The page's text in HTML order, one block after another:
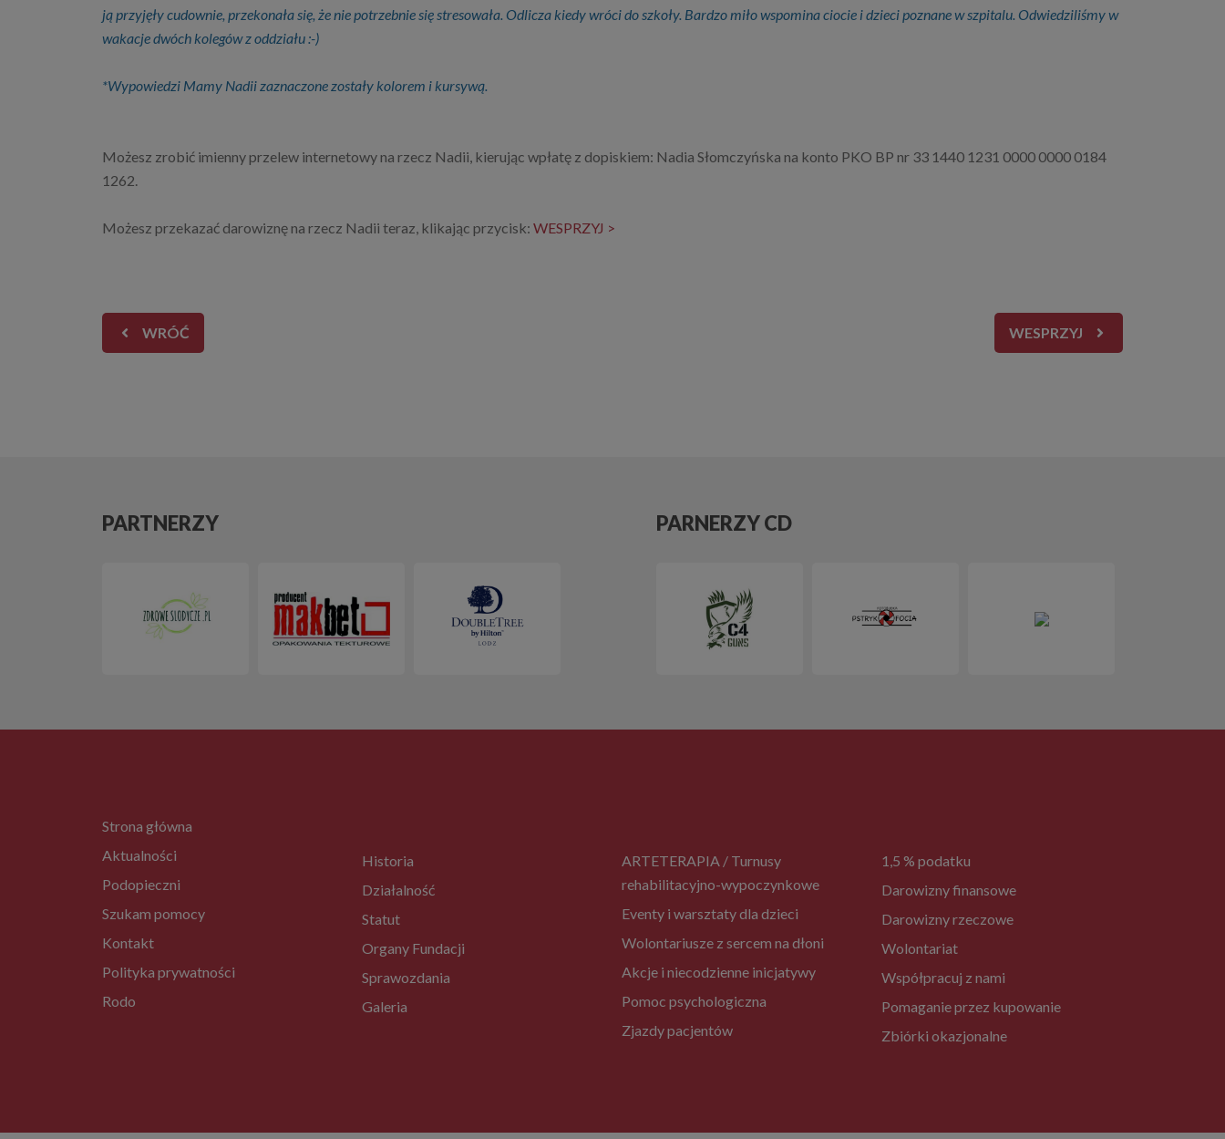
ją przyjęły cudownie, przekonała się, że nie potrzebnie się stresowała. Odlicza kiedy wróci do szkoły. Bardzo miło wspomina ciocie i dzieci poznane w szpitalu. Odwiedziliśmy w
wakacje dwóch kolegów z oddziału :-)
*Wypowiedzi Mamy Nadii zaznaczone zostały kolorem i kursywą.
Możesz zrobić imienny przelew internetowy na rzecz Nadii, kierując wpłatę z dopiskiem: Nadia Słomczyńska na konto PKO BP nr 33 1440 1231 0000 0000 0184
1262.
Możesz przekazać darowiznę na rzecz Nadii teraz, klikając przycisk: WESPRZYJ >
WRÓĆ WESPRZYJ
PARTNERZY PARNERZY CD
Strona główna
Aktualności
Podopieczni
Szukam pomocy
Kontakt
Polityka prywatności
Rodo
Historia
Działalność
Statut
Organy Fundacji
Sprawozdania
Galeria
ARTETERAPIA / Turnusy
rehabilitacyjno-wypoczynkowe
Eventy i warsztaty dla dzieci
Wolontariusze z sercem na dłoni
Akcje i niecodzienne inicjatywy
Pomoc psychologiczna
Zjazdy pacjentów
1,5 % podatku
Darowizny finansowe
Darowizny rzeczowe
Wolontariat
Współpracuj z nami
Pomaganie przez kupowanie
Zbiórki okazjonalne